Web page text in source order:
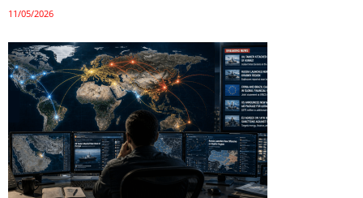
11/05/2026